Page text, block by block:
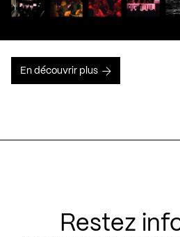
En découvrir plus
Restez